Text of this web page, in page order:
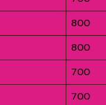
800
800
700
700